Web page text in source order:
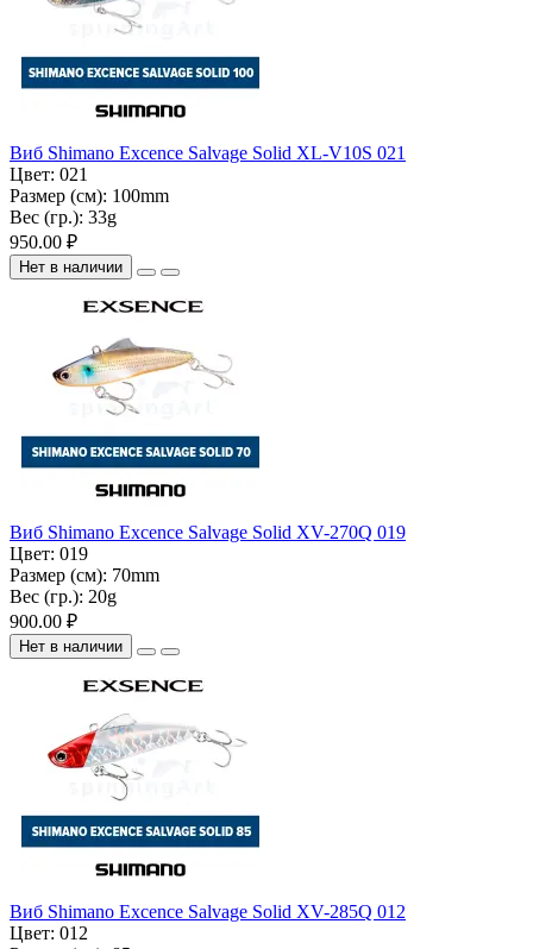
Виб Shimano Excence Salvage Solid XL-V10S 021
Цвет: 021
Размер (см): 100mm
Вес (гр.): 33g
950.00 ₽
Нет в наличии
Виб Shimano Excence Salvage Solid XV-270Q 019
Цвет: 019
Размер (см): 70mm
Вес (гр.): 20g
900.00 ₽
Нет в наличии
Виб Shimano Excence Salvage Solid XV-285Q 012
Цвет: 012